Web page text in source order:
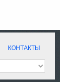
КОНТАКТЫ